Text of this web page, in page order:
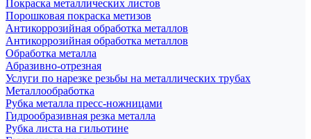
Покраска металлических листов
Порошковая покраска метизов
Антикоррозийная обработка металлов
Антикоррозийная обработка металлов
Обработка металла
Абразивно-отрезная
Услуги по нарезке резьбы на металлических трубах
Металлообработка
Рубка металла пресс-ножницами
Гидрообразивная резка металла
Рубка листа на гильотине